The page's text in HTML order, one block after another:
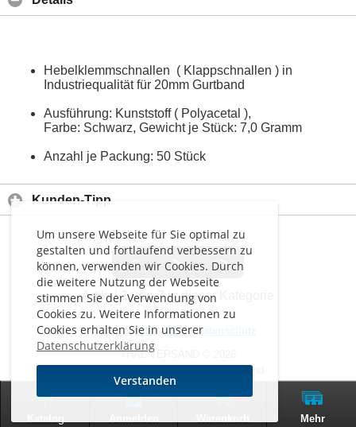
Um unsere Webseite für Sie optimal zu
gestalten und fortlaufend verbessern zu
können, verwenden wir Cookies. Durch
die weitere Nutzung der Webseite
stimmen Sie der Verwendung von
Cookies zu. Weitere Informationen zu
Cookies erhalten Sie in unserer
Datenschutzerklärung
Verstanden
Hebelklemmschnallen ( Klappschnallen ) in
Industriequalität für 20mm Gurtband
Ausführung: Kunststoff ( Polyacetal ),
Farbe: Schwarz, Gewicht je Stück: 7,0 Gramm
Anzahl je Packung: 50 Stück
Kunden-Tipp
< > >>
Artikel2 von 7in dieser Kategorie
Impressum-AGB-Datenschutz
THAL VERSAND © 2026
Alle Preise inkl. MwSt. zzgl. Versand
Zur klassischen Website
Mehr